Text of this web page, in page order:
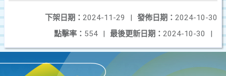
發佈日期： 2024-10-30
下架日期： 2024-11-29
|
最後更新日期： 2024-10-30 |
點擊率： 554 |